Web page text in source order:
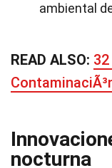
ambiental
READ ALSO:
nocturna